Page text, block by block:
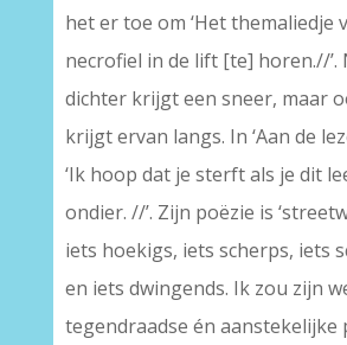
het er toe om ‘Het themaliedje
necrofiel in de lift [te] horen.//’.
dichter krijgt een sneer, maar
krijgt ervan langs. In ‘Aan de
‘Ik hoop dat je sterft als je dit
ondier. //’. Zijn poëzie is
iets hoekigs, iets scherps, iets
en iets dwingends. Ik zou zijn
tegendraadse én aanstekelijke